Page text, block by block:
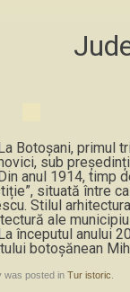
primul
sub
1914, timp de
”, situată între
Stilul
ale m
anului
botoșănean
was posted in Tur istoric.